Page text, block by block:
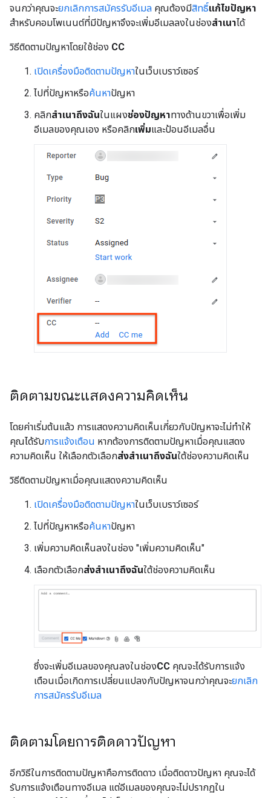
จนกว่าคุณจะยกเลิกการสมัครรับอีเมล คุณต้องมีสิทธิ์แก้ไขปัญหา
สำหรับคอมโพเนนต์ที่มีปัญหาจึงจะเพิ่มอีเมลลงในช่องสำเนาได้
วิธีติดตามปัญหาโดยใช้ช่อง CC
เปิดเครื่องมือติดตามปัญหาในเว็บเบราว์เซอร์
ไปที่ปัญหาหรือค้นหาปัญหา
คลิกสำเนาถึงฉันในแผงช่องปัญหาทางด้านขวาเพื่อเพิ่ม
อีเมลของคุณเอง หรือคลิกเพิ่มและป้อนอีเมลอื่น
ติดตามขณะแสดงความคิดเห็น
โดยค่าเริ่มต้นแล้ว การแสดงความคิดเห็นเกี่ยวกับปัญหาจะไม่ทําให้
คุณได้รับการแจ้งเตือน หากต้องการติดตามปัญหาเมื่อคุณแสดง
ความคิดเห็น ให้เลือกตัวเลือกส่งสําเนาถึงฉันใต้ช่องความคิดเห็น
วิธีติดตามปัญหาเมื่อคุณแสดงความคิดเห็น
เปิดเครื่องมือติดตามปัญหาในเว็บเบราว์เซอร์
ไปที่ปัญหาหรือค้นหาปัญหา
เพิ่มความคิดเห็นลงในช่อง "เพิ่มความคิดเห็น"
เลือกตัวเลือกส่งสําเนาถึงฉันใต้ช่องความคิดเห็น
ซึ่งจะเพิ่มอีเมลของคุณลงในช่องCC คุณจะได้รับการแจ้ง
เตือนเมื่อเกิดการเปลี่ยนแปลงกับปัญหาจนกว่าคุณจะยกเลิก
การสมัครรับอีเมล
ติดตามโดยการติดดาวปัญหา
อีกวิธีในการติดตามปัญหาคือการติดดาว เมื่อติดดาวปัญหา คุณจะได้
รับการแจ้งเตือนทางอีเมล แต่อีเมลของคุณจะไม่ปรากฏใน